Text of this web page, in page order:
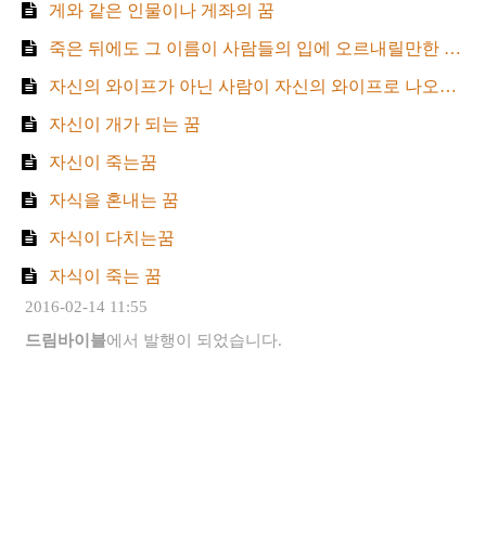
게와 같은 인물이나 게좌의 꿈
죽은 뒤에도 그 이름이 사람들의 입에 오르내릴만한 인물이 태어나게 된다.
자신의 와이프가 아닌 사람이 자신의 와이프로 나오는 꿈
자신이 개가 되는 꿈
자신이 죽는꿈
자식을 혼내는 꿈
자식이 다치는꿈
자식이 죽는 꿈
2016-02-14 11:55
드림바이블에서 발행이 되었습니다.